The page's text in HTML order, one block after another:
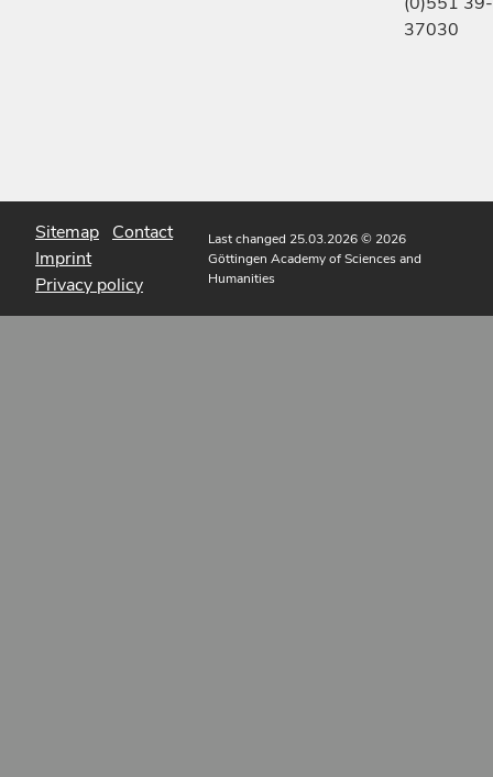
37030
Sitemap Contact
Imprint
Privacy policy
Last changed 25.03.2026© 2026
Göttingen Academy of Sciences and
Humanities